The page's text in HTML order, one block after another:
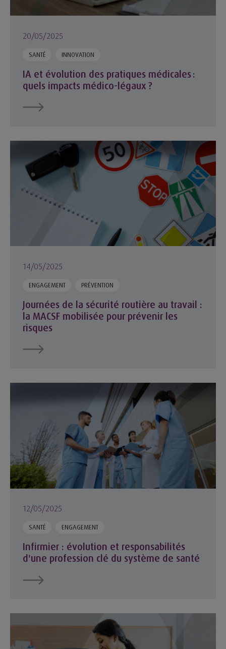
20/05/2025
SANTÉ INNOVATION
IA et évolution des pratiques médicales :
quels impacts médico-légaux ?
Journées de la sécurité routière au travail : la MACSF
14/05/2025
ENGAGEMENT PRÉVENTION
Journées de la sécurité routière au travail :
la MACSF mobilisée pour prévenir les
risques
Infirmier : évolution et responsabilités d'une profession clé
12/05/2025
SANTÉ ENGAGEMENT
Infirmier : évolution et responsabilités
d'une profession clé du système de santé
Journée internationale des sages-femmes : focus sur une